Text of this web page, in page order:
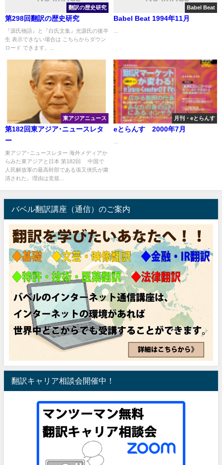
翻訳の歴史研究
第298回翻訳の歴史研究
『源氏物語』と『白氏文集』光源氏の後半
生 表示できない場合は こちらからダウン
ロード できます。...
Babel Beat
Babel Beat 1994年11月
東アジアニュース
第182回東アジア･ニュースレタ
ー
東アジア･ニュースレター 海外メディアか
らみた東アジアと日本 第182回 中国で
人民解放軍の最高幹部である張又侠氏が粛
清された。理由は党規...
月刊・eとらんす
eとらんす 2000年7月
バベル翻訳講座（通信）のご案内
翻訳キャリア相談会開催中！